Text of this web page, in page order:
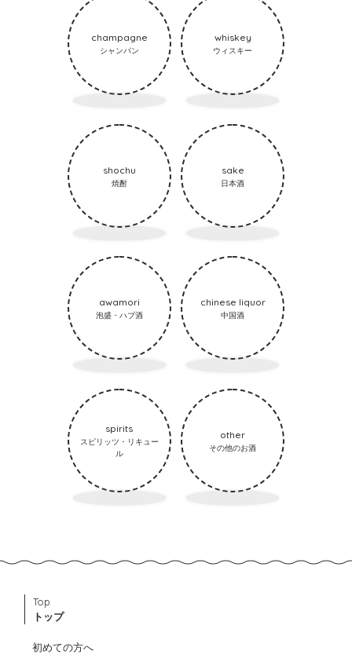
champagne
シャンパン
whiskey
ウィスキー
shochu
焼酎
sake
日本酒
awamori
泡盛・ハブ酒
chinese liquor
中国酒
spirits
スピリッツ・リキュー
ル
other
その他のお酒
Top
トップ
初めての方へ